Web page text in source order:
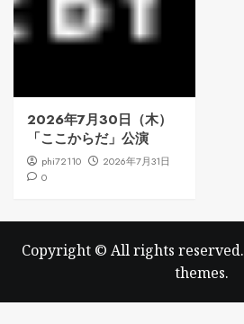
2026年7月30日（木）
「ここからだ」公演
phi72110
2026年7月31日
0
Copyright © All rights reserved.
themes.